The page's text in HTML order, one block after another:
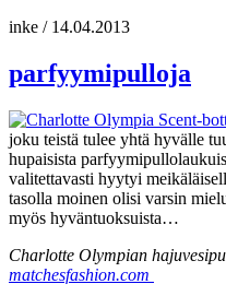
inke / 14.04.2013
parfyymipulloja
joku teistä tulee yhtä hyvälle
hupaisista
valitettavasti hyytyi
tasolla moinen olisi varsin
myös hyväntuoksuista…
Charlotte Olympian
matchesfashion.com